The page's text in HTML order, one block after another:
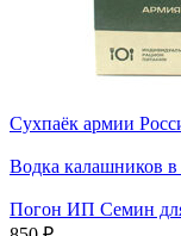
Сухпаёк армии
Водка калашников в
Погон ИП Семин